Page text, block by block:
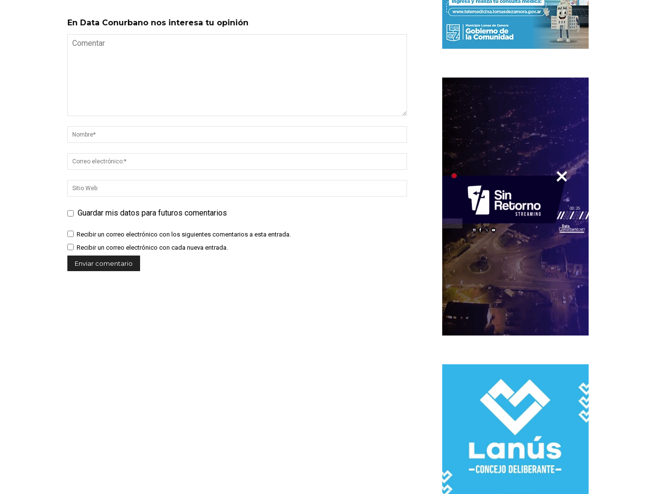
En Data Conurbano nos interesa tu opinión
Guardar mis datos para futuros comentarios
Recibir un correo electrónico con los siguientes comentarios a esta entrada.
Recibir un correo electrónico con cada nueva entrada.